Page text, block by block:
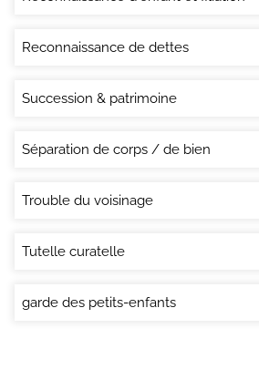
Reconnaissance de dettes
Succession & patrimoine
Séparation de corps / de bien
Trouble du voisinage
Tutelle curatelle
garde des petits-enfants